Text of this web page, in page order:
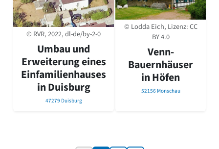
© RVR, 2022, dl-de/by-2-0
Umbau und
Erweiterung eines
Einfamilienhauses
in Duisburg
47279 Duisburg
© Lodda Eich, Lizenz:CC
BY 4.0
Venn-
Bauernhäuser
in Höfen
52156 Monschau